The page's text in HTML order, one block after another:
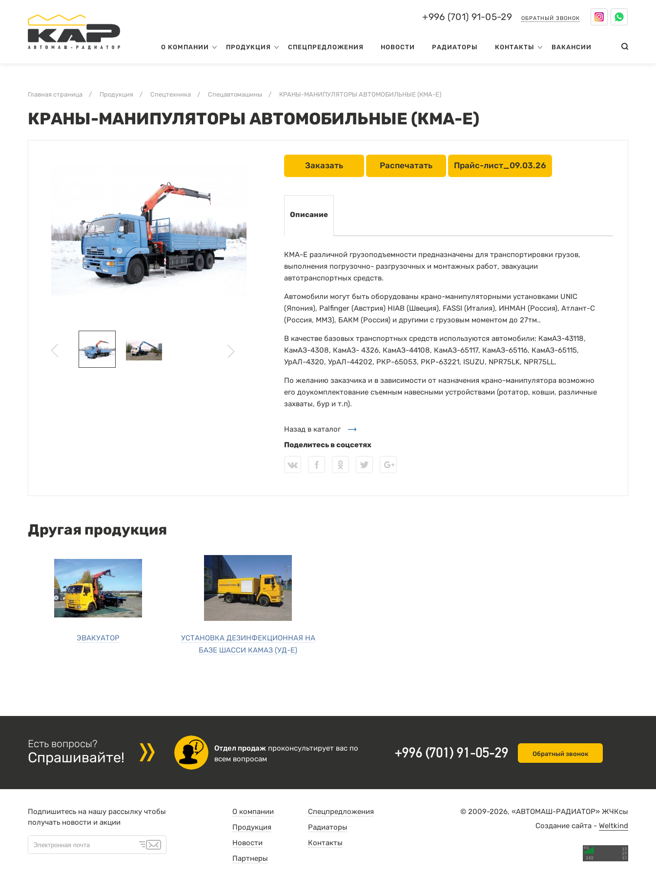
+996 (701) 91-05-29 ОБРАТНЫЙ ЗВОНОК
О КОМПАНИИ ПРОДУКЦИЯ СПЕЦПРЕДЛОЖЕНИЯ НОВОСТИ РАДИАТОРЫ КОНТАКТЫ ВАКАНСИИ
Главная страница / Продукция / Спецтехника / Спецавтомашины / КРАНЫ-МАНИПУЛЯТОРЫ АВТОМОБИЛЬНЫЕ (КМА-Е)
КРАНЫ-МАНИПУЛЯТОРЫ АВТОМОБИЛЬНЫЕ (КМА-Е)
Заказать Распечатать Прайс-лист_09.03.26
Описание
КМА-Е различной грузоподъемности предназначены для транспортировки грузов,
выполнения погрузочно- разгрузочных и монтажных работ, эвакуации
автотранспортных средств.
Автомобили могут быть оборудованы крано-манипуляторными установками UNIC
(Япония), Palfinger (Австрия) HIAB (Швеция), FASSI (Италия), ИНМАН (Россия), Атлант-С
(Россия, ММЗ), БАКМ (Россия) и другими с грузовым моментом до 27тм..
В качестве базовых транспортных средств используются автомобили: КамАЗ-43118,
КамАЗ-4308, КамАЗ- 4326, КамАЗ-44108, КамАЗ-65117, КамАЗ-65116, КамАЗ-65115,
УрАЛ-4320, УрАЛ-44202, РКР-65053, РКР-63221, ISUZU, NPR75LK, NPR75LL.
По желанию заказчика и в зависимости от назначения крано-манипулятора возможно
его доукомплектование съемным навесными устройствами (ротатор, ковши, различные
захваты, бур и т.п).
Назад в каталог
Поделитесь в соцсетях
Другая продукция
ЭВАКУАТОР
УСТАНОВКА ДЕЗИНФЕКЦИОННАЯ НА
БАЗЕ ШАССИ КАМАЗ (УД-Е)
Есть вопросы?
Спрашивайте!
Отдел продаж проконсультирует вас по
всем вопросам
+996 (701) 91-05-29 Обратный звонок
Подпишитесь на нашу рассылку чтобы
получать новости и акции
О компании
Продукция
Новости
Партнеры
Спецпредложения
Радиаторы
Контакты
© 2009-2026, «АВТОМАШ-РАДИАТОР» ЖЧКсы
Создание сайта - Weltkind